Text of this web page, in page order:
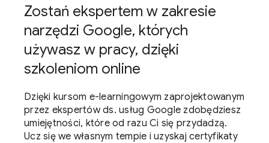
Zostań ekspertem w zakresie
narzędzi Google, których
używasz w pracy, dzięki
szkoleniom online
Dzięki kursom e-learningowym zaprojektowanym
przez ekspertów ds. usług Google zdobędziesz
umiejętności, które od razu Ci się przydadzą.
Ucz się we własnym tempie i uzyskaj certyfikaty